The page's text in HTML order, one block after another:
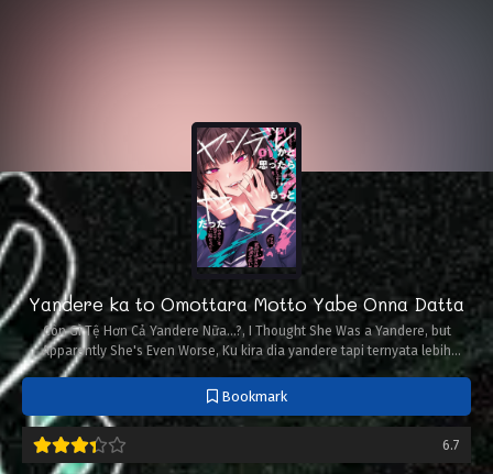
Yandere ka to Omottara Motto Yabe Onna Datta
Còn Gì Tệ Hơn Cả Yandere Nữa...?, I Thought She Was a Yandere, but
Apparently She's Even Worse, Ku kira dia yandere tapi ternyata lebih
parah, Pensé que era una yandere, pero resultó ser una chica mucho más
peligrosa., ヤンデレかと思ったらもっとヤベー女だった
Bookmark
6.7